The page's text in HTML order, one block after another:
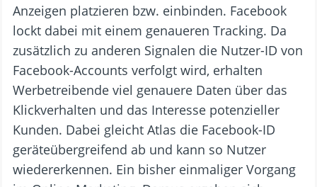
Anzeigen platzieren bzw. einbinden. Facebook
lockt dabei mit einem genaueren Tracking. Da
zusätzlich zu anderen Signalen die Nutzer-ID von
Facebook-Accounts verfolgt wird, erhalten
Werbetreibende viel genauere Daten über das
Klickverhalten und das Interesse potenzieller
Kunden. Dabei gleicht Atlas die Facebook-ID
geräteübergreifend ab und kann so Nutzer
wiedererkennen. Ein bisher einmaliger Vorgang